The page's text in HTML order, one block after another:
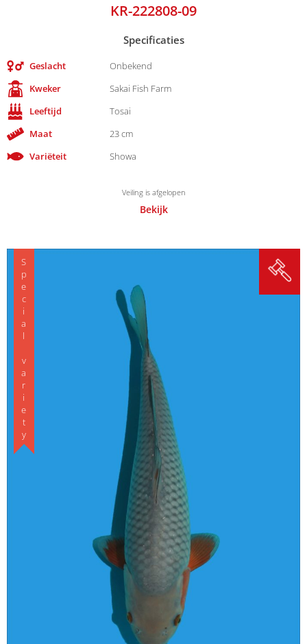
KR-222808-09
Specificaties
Geslacht
Onbekend
Kweker
Sakai Fish Farm
Leeftijd
Tosai
Maat
23 cm
Variëteit
Showa
Veiling is afgelopen
Bekijk
Special variety